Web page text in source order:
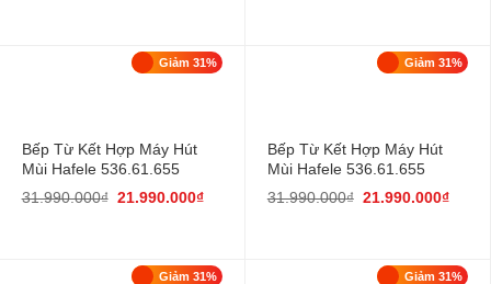
Giảm 31%
Bếp Từ Kết Hợp Máy Hút
Mùi Hafele 536.61.655
31.990.000₫ 21.990.000₫
Giảm 31%
Bếp Từ Kết Hợp Máy Hút
Mùi Hafele 536.61.655
31.990.000₫ 21.990.000₫
Giảm 31% Giảm 31%